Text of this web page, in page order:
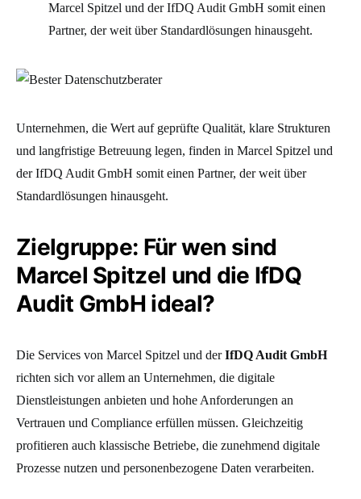
Marcel Spitzel und der IfDQ Audit GmbH somit einen
Partner, der weit über Standardlösungen hinausgeht.
Unternehmen, die Wert auf geprüfte Qualität, klare Strukturen
und langfristige Betreuung legen, finden in Marcel Spitzel und
der IfDQ Audit GmbH somit einen Partner, der weit über
Standardlösungen hinausgeht.
Zielgruppe: Für wen sind
Marcel Spitzel und die IfDQ
Audit GmbH ideal?
Die Services von Marcel Spitzel und derIfDQ Audit GmbH
richten sich vor allem an Unternehmen, die digitale
Dienstleistungen anbieten und hohe Anforderungen an
Vertrauen und Compliance erfüllen müssen. Gleichzeitig
profitieren auch klassische Betriebe, die zunehmend digitale
Prozesse nutzen und personenbezogene Daten verarbeiten.